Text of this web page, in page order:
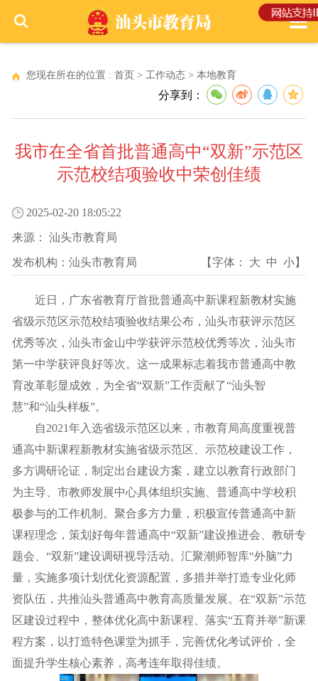
您现在所在的位置 : 首页 > 工作动态 > 本地教育
分享到：
我市在全省首批普通高中“双新”示范区
示范校结项验收中荣创佳绩
2025-02-20 18:05:22
来源： 汕头市教育局
发布机构： 汕头市教育局 【字体： 大 中 小】
近日，广东省教育厅首批普通高中新课程新教材实施
省级示范区示范校结项验收结果公布，汕头市获评示范区
优秀等次，汕头市金山中学获评示范校优秀等次，汕头市
第一中学获评良好等次。这一成果标志着我市普通高中教
育改革彰显成效，为全省“双新”工作贡献了“汕头智
慧”和“汕头样板”。
自2021年入选省级示范区以来，市教育局高度重视普
通高中新课程新教材实施省级示范区、示范校建设工作，
多方调研论证，制定出台建设方案，建立以教育行政部门
为主导、市教师发展中心具体组织实施、普通高中学校积
极参与的工作机制。聚合多方力量，积极宣传普通高中新
课程理念，策划好每年普通高中“双新”建设推进会、教研专
题会、“双新”建设调研视导活动。汇聚潮师智库“外脑”力
量，实施多项计划优化资源配置，多措并举打造专业化师
资队伍，共推汕头普通高中教育高质量发展。在“双新”示范
区建设过程中，整体优化高中新课程、落实“五育并举”新课
程方案，以打造特色课堂为抓手，完善优化考试评价，全
面提升学生核心素养，高考连年取得佳绩。